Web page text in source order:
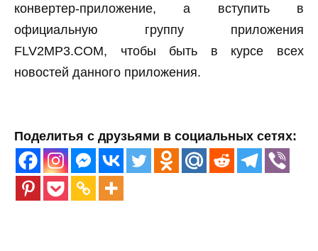
конвертер-приложение, а вступить в
официальную группу приложения
FLV2MP3.COM, чтобы быть в курсе всех
новостей данного приложения.
Поделитья с друзьями в социальных сетях: